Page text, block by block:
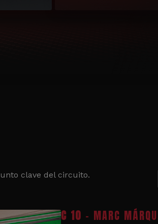
clave del circuito.
C 10 - MARC